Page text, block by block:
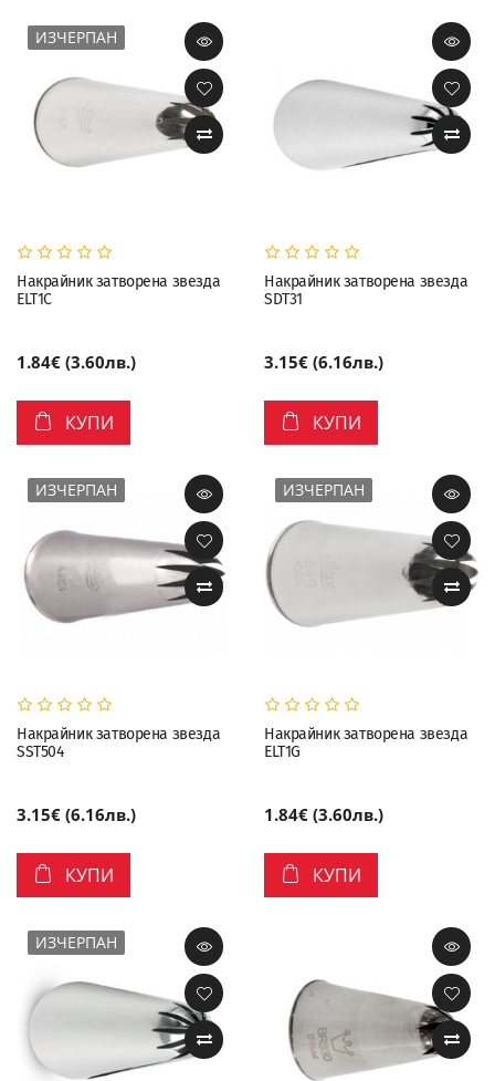
ИЗЧЕРПАН
Накрайник затворена звезда
ELT1С
1.84€ (3.60лв.)
КУПИ
Накрайник затворена звезда
SDT31
3.15€ (6.16лв.)
КУПИ
ИЗЧЕРПАН
Накрайник затворена звезда
SST504
3.15€ (6.16лв.)
КУПИ
ИЗЧЕРПАН
Накрайник затворена звезда
ELT1G
1.84€ (3.60лв.)
КУПИ
ИЗЧЕРПАН